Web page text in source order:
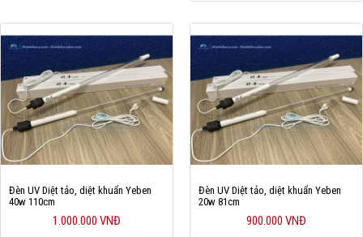
Đèn UV Diệt tảo, diệt khuẩn Yeben
40w 110cm
1.000.000 VNĐ
Đèn UV Diệt tảo, diệt khuẩn Yeben
20w 81cm
900.000 VNĐ